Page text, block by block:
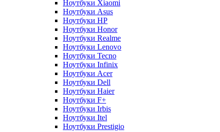
Ноутбуки Xiaomi
Ноутбуки Asus
Ноутбуки HP
Ноутбуки Honor
Ноутбуки Realme
Ноутбуки Lenovo
Ноутбуки Tecno
Ноутбуки Infinix
Ноутбуки Acer
Ноутбуки Dell
Ноутбуки Haier
Ноутбуки F+
Ноутбуки Irbis
Ноутбуки Itel
Ноутбуки Prestigio